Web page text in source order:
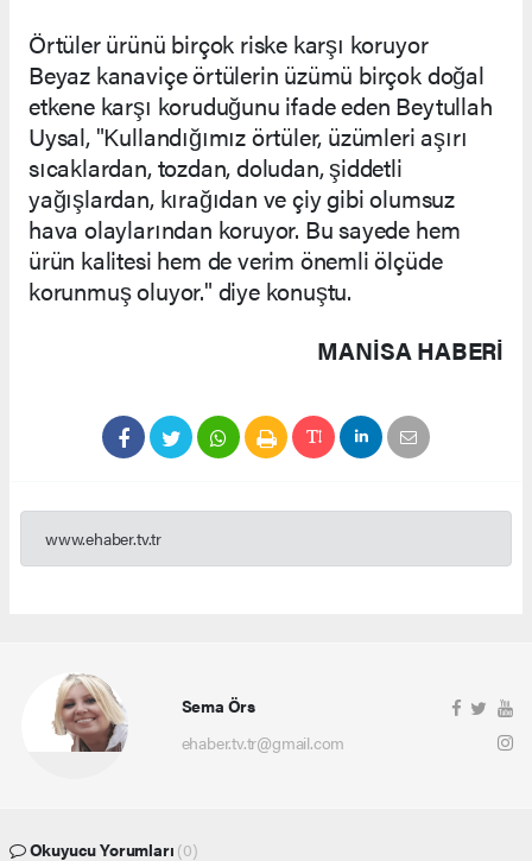
Örtüler ürünü birçok riske karşı koruyor
Beyaz kanaviçe örtülerin üzümü birçok doğal
etkene karşı koruduğunu ifade eden Beytullah
Uysal, "Kullandığımız örtüler, üzümleri aşırı
sıcaklardan, tozdan, doludan, şiddetli
yağışlardan, kırağıdan ve çiy gibi olumsuz
hava olaylarından koruyor. Bu sayede hem
ürün kalitesi hem de verim önemli ölçüde
korunmuş oluyor." diye konuştu.
MANISA HABERİ
www.ehaber.tv.tr
Sema Örs
ehaber.tv.tr@gmail.com
Okuyucu Yorumları (0)